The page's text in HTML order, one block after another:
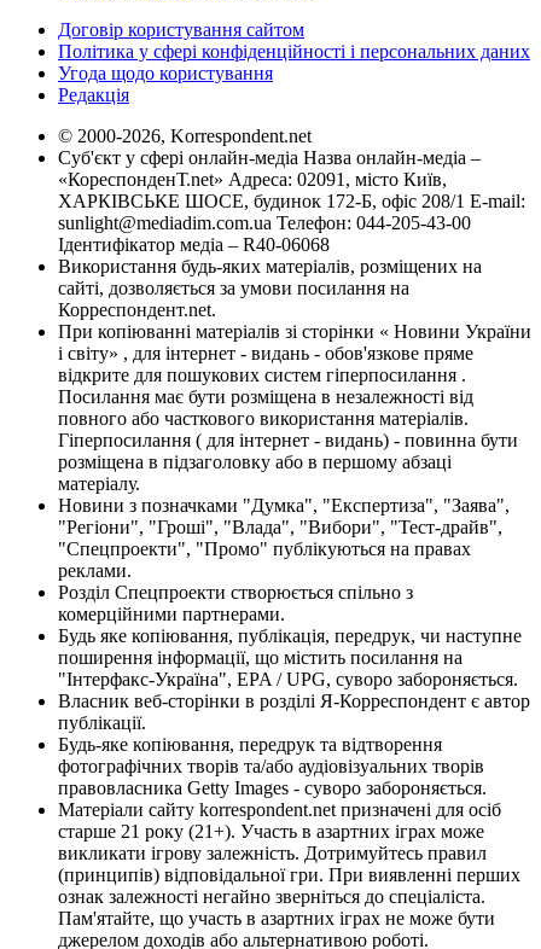
Договір користування сайтом
Політика у сфері конфіденційності і персональних даних
Угода щодо користування
Редакція
© 2000-2026, Korrespondent.net
Суб'єкт у сфері онлайн-медіа Назва онлайн-медіа –
«КореспонденТ.net» Адреса: 02091, місто Київ,
ХАРКІВСЬКЕ ШОСЕ, будинок 172-Б, офіс 208/1 E-mail:
sunlight@mediadim.com.ua Телефон: 044-205-43-00
Ідентифікатор медіа – R40-06068
Використання будь-яких матеріалів, розміщених на
сайті, дозволяється за умови посилання на
Корреспондент.net.
При копіюванні матеріалів зі сторінки « Новини України
і світу» , для інтернет - видань - обов'язкове пряме
відкрите для пошукових систем гіперпосилання .
Посилання має бути розміщена в незалежності від
повного або часткового використання матеріалів.
Гіперпосилання ( для інтернет - видань) - повинна бути
розміщена в підзаголовку або в першому абзаці
матеріалу.
Новини з позначками "Думка", "Експертиза", "Заява",
"Регіони", "Гроші", "Влада", "Вибори", "Тест-драйв",
"Спецпроекти", "Промо" публікуються на правах
реклами.
Розділ Спецпроекти створюється спільно з
комерційними партнерами.
Будь яке копіювання, публікація, передрук, чи наступне
поширення інформації, що містить посилання на
"Інтерфакс-Україна", EPA / UPG, суворо забороняється.
Власник веб-сторінки в розділі Я-Корреспондент є автор
публікації.
Будь-яке копіювання, передрук та відтворення
фотографічних творів та/або аудіовізуальних творів
правовласника Getty Images - суворо забороняється.
Матеріали сайту korrespondent.net призначені для осіб
старше 21 року (21+). Участь в азартних іграх може
викликати ігрову залежність. Дотримуйтесь правил
(принципів) відповідальної гри. При виявленні перших
ознак залежності негайно зверніться до спеціаліста.
Пам'ятайте, що участь в азартних іграх не може бути
джерелом доходів або альтернативою роботі.